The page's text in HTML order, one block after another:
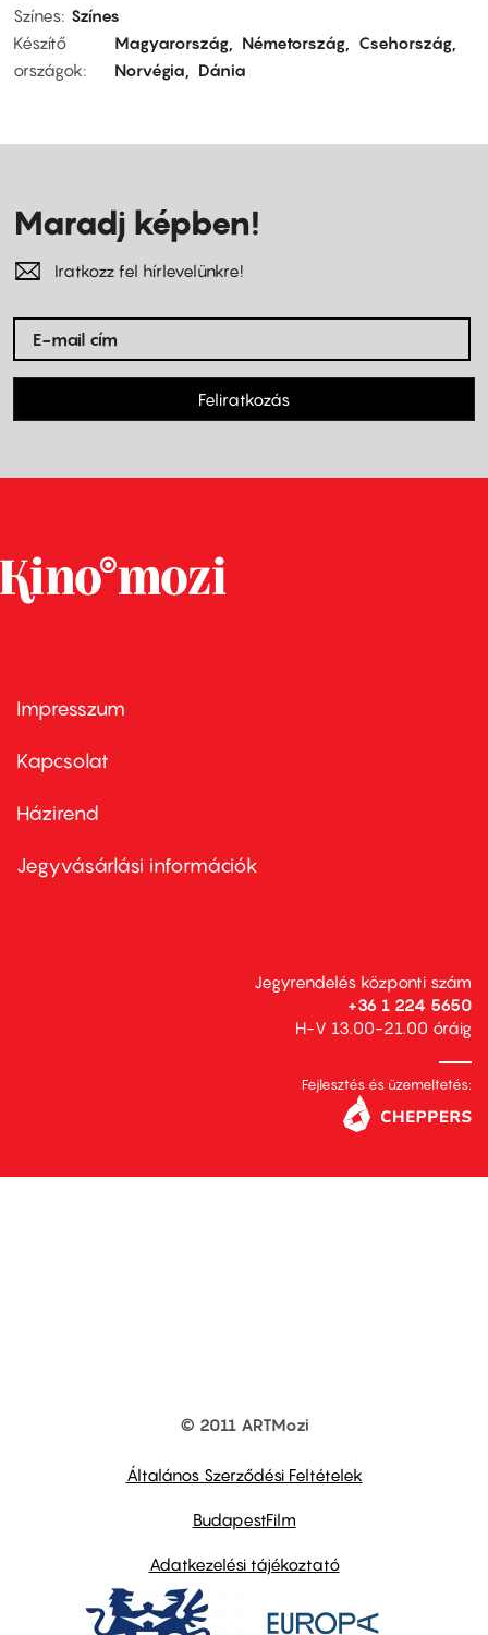
Színes Színes
Készítő
országok
Magyarország Németország
Csehország
Norvégia
Dánia
Maradj képben!
Iratkozz fel hírlevelünkre!
Feliratkozás
Footer
first
Impresszum
Kapcsolat
Footer
second
Házirend
Jegyvásárlási információk
Jegyrendelés központi szám
+36 1 224 5650
H-V 13.00-21.00 óráig
Fejlesztés és üzemeltetés:
© 2011 ARTMozi
Általános Szerződési Feltételek
BudapestFilm
Adatkezelési tájékoztató